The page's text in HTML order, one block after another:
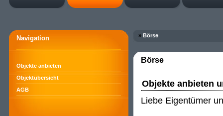
Navigation
Objekte anbieten
Objektübersicht
AGB
» Börse
Börse
Objekte anbieten
Liebe Eigentümer